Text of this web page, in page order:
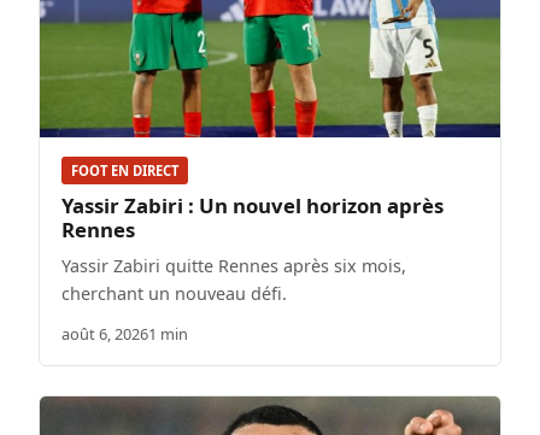
FOOT EN DIRECT
Yassir Zabiri : Un nouvel horizon après
Rennes
Yassir Zabiri quitte Rennes après six mois,
cherchant un nouveau défi.
août 6, 20261 min